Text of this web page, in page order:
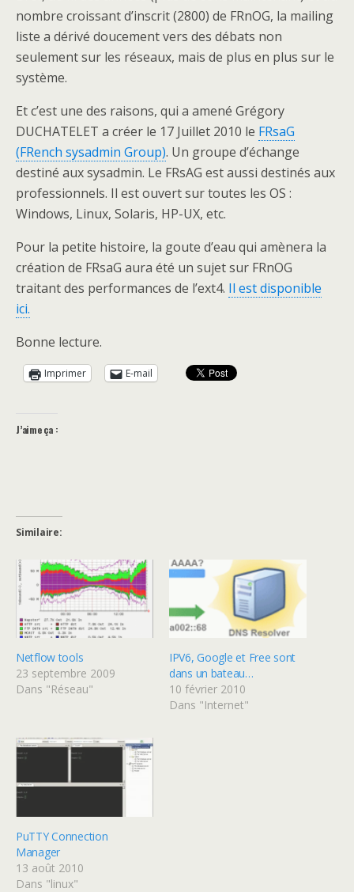
nombre croissant d’inscrit (2800) de FRnOG, la mailing
liste a dérivé doucement vers des débats non
seulement sur les réseaux, mais de plus en plus sur le
système.
Et c’est une des raisons, qui a amené Grégory
DUCHATELET a créer le 17 Juillet 2010 le FRsaG
(FRench sysadmin Group). Un groupe d’échange
destiné aux sysadmin. Le FRsAG est aussi destinés aux
professionnels. Il est ouvert sur toutes les OS :
Windows, Linux, Solaris, HP-UX, etc.
Pour la petite histoire, la goute d’eau qui amènera la
création de FRsaG aura été un sujet sur FRnOG
traitant des performances de l’ext4. Il est disponible
ici.
Bonne lecture.
Imprimer E-mail
J’aime ça :
Similaire
Netflow tools
23 septembre 2009
Dans "Réseau"
IPV6, Google et Free sont
dans un bateau…
10 février 2010
Dans "Internet"
PuTTY Connection
Manager
13 août 2010
Dans "linux"